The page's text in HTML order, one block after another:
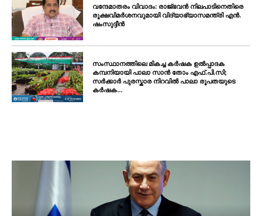
വന്ദേമാതരം വിവാദം: രാജ്ഭവൻ നിലപാടിനെതിരെ
രൂക്ഷവിമർശനവുമായി വിദ്യാഭ്യാസമന്ത്രി എൻ.
ഷംസുദ്ദീൻ
സംസ്ഥാനത്തിലെ മികച്ച കർഷക ഉൽപ്പാദക
കമ്പനിയായി പാലാ സാൻ തോം എഫ്.പി.സി;
സർക്കാർ പുരസ്കാര നിറവിൽ പാലാ രൂപതയുടെ
കർഷക...